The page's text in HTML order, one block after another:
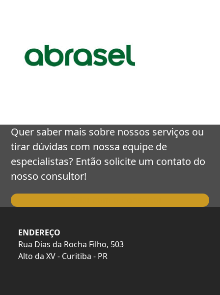
right
carousel
navigation
buttons
Quer saber mais sobre nossos serviços ou
tirar dúvidas com nossa equipe de
especialistas? Então solicite um contato do
nosso consultor!
ENDEREÇO
Rua Dias da Rocha Filho, 503
Alto da XV - Curitiba - PR